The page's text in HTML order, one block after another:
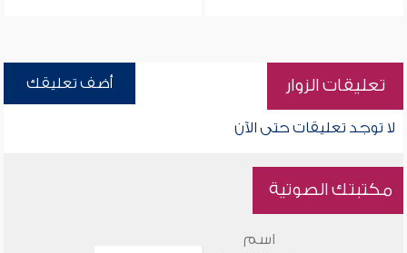
تعليقات الزوار أضف تعليقك
لا توجد تعليقات حتى الآن
مكتبتك الصوتية
اسم